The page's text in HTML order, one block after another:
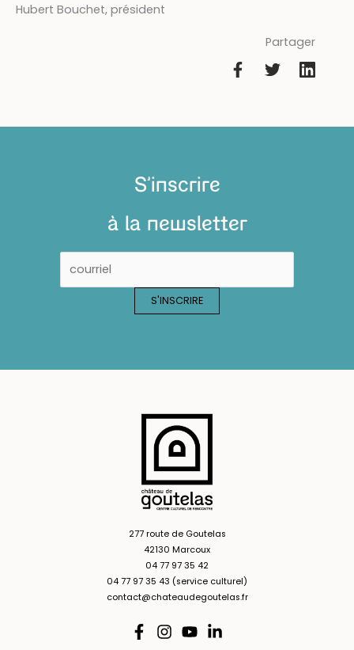
Hubert Bouchet, président
Partager
S'inscrire
à la newsletter
277 route de Goutelas
42130 Marcoux
04 77 97 35 42
04 77 97 35 43 (service culturel)
contact@chateaudegoutelas.fr